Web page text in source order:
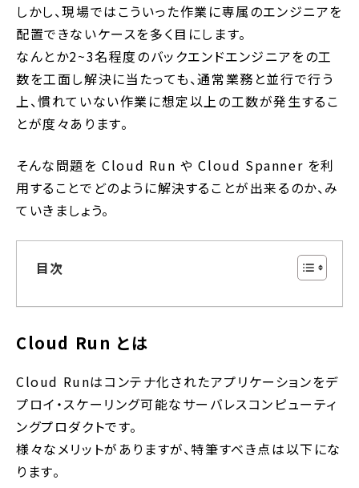
しかし、現場ではこういった作業に専属のエンジニアを
配置できないケースを多く目にします。
なんとか2~3名程度のバックエンドエンジニアをの工
数を工面し解決に当たっても、通常業務と並行で行う
上、慣れていない作業に想定以上の工数が発生するこ
とが度々あります。
そんな問題を Cloud Run や Cloud Spanner を利
用することでどのように解決することが出来るのか、み
ていきましょう。
目次
Cloud Run とは
Cloud Runはコンテナ化されたアプリケーションをデ
プロイ・スケーリング可能なサーバレスコンピューティ
ングプロダクトです。
様々なメリットがありますが、特筆すべき点は以下にな
ります。